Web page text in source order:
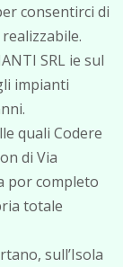
consentirci di
SRL ie sul
impianti
quali Codere
di Via
por completo
totale
sull’Isola